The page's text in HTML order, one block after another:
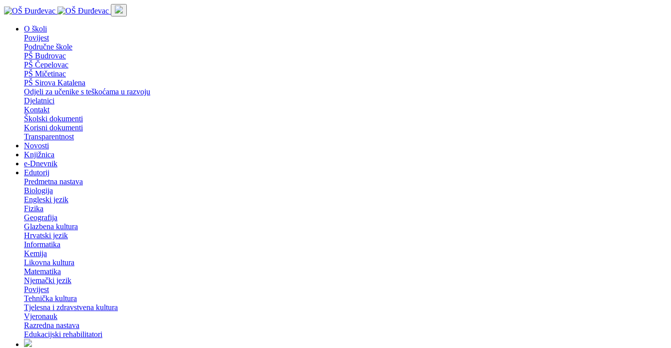
O školi
Povijest
Područne škole
PŠ Budrovac
PŠ Čepelovac
PŠ Mičetinac
PŠ Sirova Katalena
Odjeli za učenike s teškoćama u razvoju
Djelatnici
Kontakt
Školski dokumenti
Korisni dokumenti
Transparentnost
Novosti
Knjižnica
e-Dnevnik
Edutorij
Predmetna nastava
Biologija
Engleski jezik
Fizika
Geografija
Glazbena kultura
Hrvatski jezik
Informatika
Kemija
Likovna kultura
Matematika
Njemački jezik
Povijest
Tehnička kultura
Tjelesna i zdravstvena kultura
Vjeronauk
Razredna nastava
Edukacijski rehabilitatori